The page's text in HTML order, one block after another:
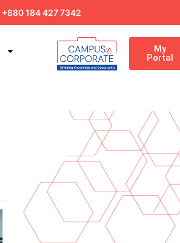
+880 184 427 7342
My
Portal